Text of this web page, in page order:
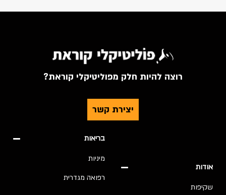
רוצה להיות חלק מפוליטיקלי קוראת?
יצירת קשר
אודות
שקיפות
בריאות
מיניות
רפואה מגדרית